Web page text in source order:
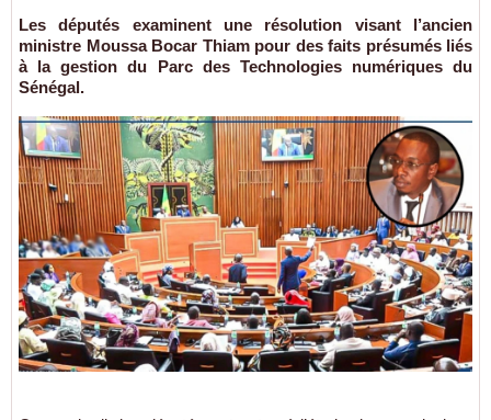
Les députés examinent une résolution visant l’ancien
ministre Moussa Bocar Thiam pour des faits présumés liés
à la gestion du Parc des Technologies numériques du
Sénégal.